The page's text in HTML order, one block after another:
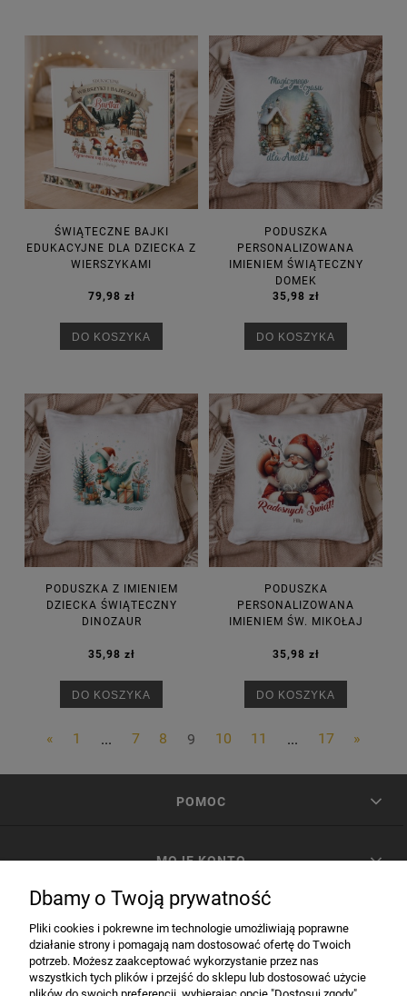
ŚWIĄTECZNE BAJKI
EDUKACYJNE DLA DZIECKA Z
WIERSZYKAMI
79,98 zł
DO KOSZYKA
PODUSZKA
PERSONALIZOWANA
IMIENIEM ŚWIĄTECZNY
DOMEK
35,98 zł
DO KOSZYKA
PODUSZKA Z IMIENIEM
DZIECKA ŚWIĄTECZNY
DINOZAUR
35,98 zł
DO KOSZYKA
PODUSZKA
PERSONALIZOWANA
IMIENIEM ŚW. MIKOŁAJ
35,98 zł
DO KOSZYKA
« 1 ... 7 8 9 10 11 ... 17 »
POMOC
MOJE KONTO
INFORMACJE
Dbamy o Twoją prywatność
Pliki cookies i pokrewne im technologie umożliwiają poprawne
działanie strony i pomagają nam dostosować ofertę do Twoich
potrzeb. Możesz zaakceptować wykorzystanie przez nas
wszystkich tych plików i przejść do sklepu lub dostosować użycie